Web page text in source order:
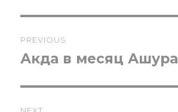
navigation
PREVIOUS
Previous
Акда в месяц Ашура